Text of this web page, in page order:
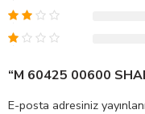
“M 60425 00600
E-posta adresiniz